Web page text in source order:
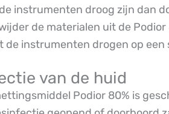
instrumenten droog zijn dan
de materialen uit de
de instrumenten drogen op
van de huid
Podior 80% is